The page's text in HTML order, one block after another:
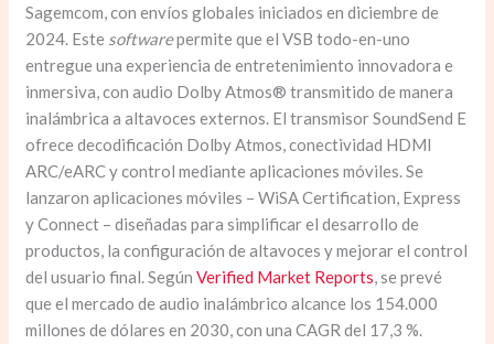
Sagemcom, con envíos globales iniciados en diciembre de
2024. Este softwarepermite que el VSB todo-en-uno
entregue una experiencia de entretenimiento innovadora e
inmersiva, con audio Dolby Atmos® transmitido de manera
inalámbrica a altavoces externos. El transmisor SoundSend E
ofrece decodificación Dolby Atmos, conectividad HDMI
ARC/eARC y control mediante aplicaciones móviles. Se
lanzaron aplicaciones móviles – WiSA Certification, Express
y Connect – diseñadas para simplificar el desarrollo de
productos, la configuración de altavoces y mejorar el control
del usuario final. SegúnVerified Market Reports, se prevé
que el mercado de audio inalámbrico alcance los 154.000
millones de dólares en 2030, con una CAGR del 17,3 %.